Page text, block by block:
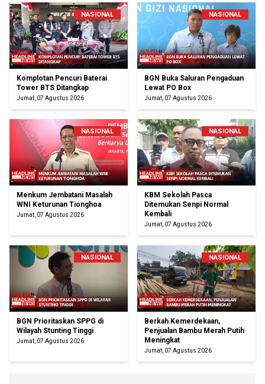
NASIONAL
Komplotan Pencuri Baterai
Tower BTS Ditangkap
Jumat, 07 Agustus 2026
NASIONAL
BGN Buka Saluran Pengaduan
Lewat PO Box
Jumat, 07 Agustus 2026
NASIONAL
Menkum Jembatani Masalah
WNI Keturunan Tionghoa
Jumat, 07 Agustus 2026
NASIONAL
KBM Sekolah Pasca
Ditemukan Senpi Normal
Kembali
Jumat, 07 Agustus 2026
NASIONAL
BGN Prioritaskan SPPG di
Wilayah Stunting Tinggi
Jumat, 07 Agustus 2026
NASIONAL
Berkah Kemerdekaan,
Penjualan Bambu Merah Putih
Meningkat
Jumat, 07 Agustus 2026